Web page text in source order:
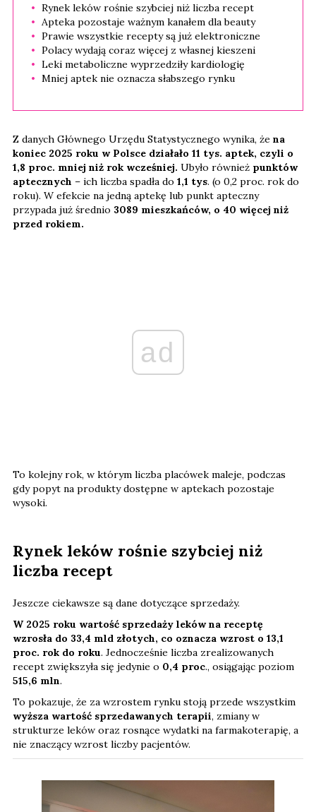
Rynek leków rośnie szybciej niż liczba recept
Apteka pozostaje ważnym kanałem dla beauty
Prawie wszystkie recepty są już elektroniczne
Polacy wydają coraz więcej z własnej kieszeni
Leki metaboliczne wyprzedziły kardiologię
Mniej aptek nie oznacza słabszego rynku
Z danych Głównego Urzędu Statystycznego wynika, że na
koniec 2025 roku w Polsce działało 11 tys. aptek, czyli o
1,8 proc. mniej niż rok wcześniej. Ubyło również punktów
aptecznych – ich liczba spadła do 1,1 tys. (o 0,2 proc. rok do
roku). W efekcie na jedną aptekę lub punkt apteczny
przypada już średnio 3089 mieszkańców, o 40 więcej niż
przed rokiem.
ad
To kolejny rok, w którym liczba placówek maleje, podczas
gdy popyt na produkty dostępne w aptekach pozostaje
wysoki.
Rynek leków rośnie szybciej niż
liczba recept
Jeszcze ciekawsze są dane dotyczące sprzedaży.
W 2025 roku wartość sprzedaży leków na receptę
wzrosła do 33,4 mld złotych, co oznacza wzrost o 13,1
proc. rok do roku. Jednocześnie liczba zrealizowanych
recept zwiększyła się jedynie o 0,4 proc., osiągając poziom
515,6 mln.
To pokazuje, że za wzrostem rynku stoją przede wszystkim
wyższa wartość sprzedawanych terapii, zmiany w
strukturze leków oraz rosnące wydatki na farmakoterapię, a
nie znaczący wzrost liczby pacjentów.